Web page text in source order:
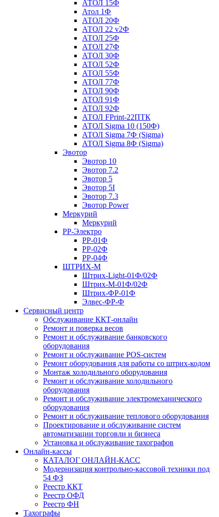
АТОЛ 15Ф
Атол 1Ф
АТОЛ 20Ф
АТОЛ 22 v2Ф
АТОЛ 25Ф
АТОЛ 27Ф
АТОЛ 30Ф
АТОЛ 52Ф
АТОЛ 55Ф
АТОЛ 77Ф
АТОЛ 90Ф
АТОЛ 91Ф
АТОЛ 92Ф
АТОЛ FPrint-22ПТК
АТОЛ Sigma 10 (150Ф)
АТОЛ Sigma 7Ф (Sigma)
АТОЛ Sigma 8Ф (Sigma)
Эвотор
Эвотор 10
Эвотор 7.2
Эвотор 5
Эвотор 5I
Эвотор 7.3
Эвотор Power
Меркурий
Меркурий
РР-Электро
РР-01Ф
РР-02Ф
РР-04Ф
ШТРИХ-М
Штрих-Light-01Ф/02Ф
Штрих-М-01Ф/02Ф
Штрих-ФР-01Ф
Элвес-ФР-Ф
Сервисный центр
Обслуживание ККТ-онлайн
Ремонт и поверка весов
Ремонт и обслуживание банковского
оборудования
Ремонт и обслуживание POS-систем
Ремонт оборудования для работы со штрих-кодом
Монтаж холодильного оборудования
Ремонт и обслуживание холодильного
оборудования
Ремонт и обслуживание электромеханического
оборудования
Ремонт и обслуживание теплового оборудования
Проектирование и обслуживание систем
автоматизации торговли и бизнеса
Установка и обслуживание тахографов
Онлайн-кассы
КАТАЛОГ ОНЛАЙН-КАСС
Модернизация контрольно-кассовой техники под
54 ФЗ
Реестр ККТ
Реестр ОФД
Реестр ФН
Тахографы